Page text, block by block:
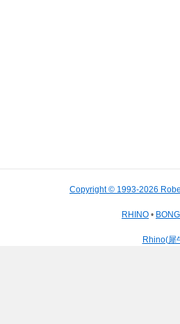
Copyright © 1993-2026
RHINO •
Rhino(犀